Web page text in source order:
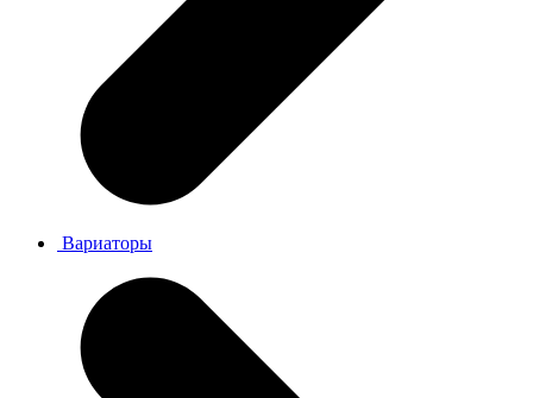
Вариаторы